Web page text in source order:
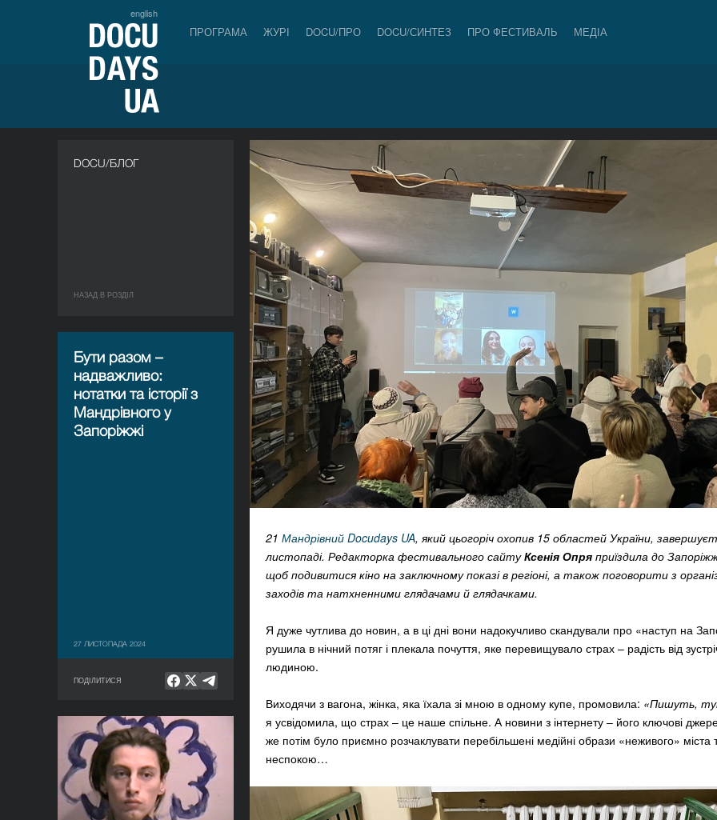
english
ПРОГРАМА ЖУРІ DOCU/ПРО DOCU/СИНТЕЗ ПРО ФЕСТИВАЛЬ МЕДІА
DOCU/БЛОГ
НАЗАД В РОЗДIЛ
Бути разом –
надважливо:
нотатки та історії з
Мандрівного у
Запоріжжі
27 ЛИСТОПАДА 2024
ПОДІЛИТИСЯ
21 Мандрівний Docudays UA, який цьогоріч охопив 15 областей України,
листопаді. Редакторка фестивального сайтуКсенія Опря приїздила до
щоб подивитися кіно на заключному показі в регіоні, а також поговорити з
заходів та натхненними глядачами й глядачками.
Я дуже чутлива до новин, а в ці дні вони надокучливо скандували про «наступ на
рушила в нічний потяг і плекала почуття, яке перевищувало страх – радість від
людиною.
Виходячи з вагона, жінка, яка їхала зі мною в одному купе, промовила: «Пишуть,
я усвідомила, що страх – це наше спільне. А новини з інтернету – його ключові
же потім було приємно розчаклувати перебільшені медійні образи «неживого» міста
неспокою…
Кохання як рятівне коло
у творчості: огляд на
стрічку «ЛЮБОВ-22-
ЛЮБОВ» Єруна
Койманса